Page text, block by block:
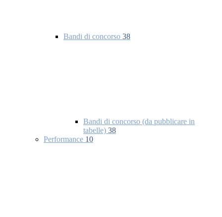
Bandi di concorso 38
Bandi di concorso (da pubblicare in
tabelle) 38
Performance 10